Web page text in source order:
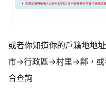
或者你知道你的戶籍地地
市→行政區→村里→鄰，或
合查詢